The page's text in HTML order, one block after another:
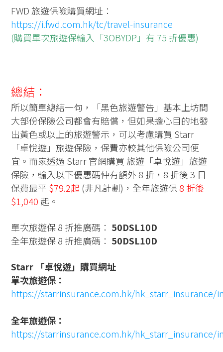
FWD 旅遊保險購買網址：
https://i.fwd.com.hk/tc/travel-insurance
(購買單次旅遊保輸入「3OBYDP 」有 75 折優惠)
總結：
所以簡單總結一句，「黑色旅遊警告」基本上坊間
大部份保險公司都會有賠償，但如果擔心目的地發
出黃色或以上的旅遊警示，可以考慮購買 Starr
「卓悅遊」旅遊保險，保費亦較其他保險公司便
宜。而家透過 Starr 官網購買 旅遊「卓悅遊」旅遊
保險，輸入以下優惠碼仲有額外 8 折，8 折後 3 日
保費最平 $79.2起 (非凡計劃)，全年旅遊保8 折後
$1,040 起。
單次旅遊保 8 折推廣碼： 50DSL10D
全年旅遊保 8 折推廣碼： 50DSL10D
Starr 「卓悅遊」購買網址
單次旅遊保：
https://starrinsurance.com.hk/hk_starr_insurance/
全年旅遊保：
https://starrinsurance.com.hk/hk_starr_insurance/